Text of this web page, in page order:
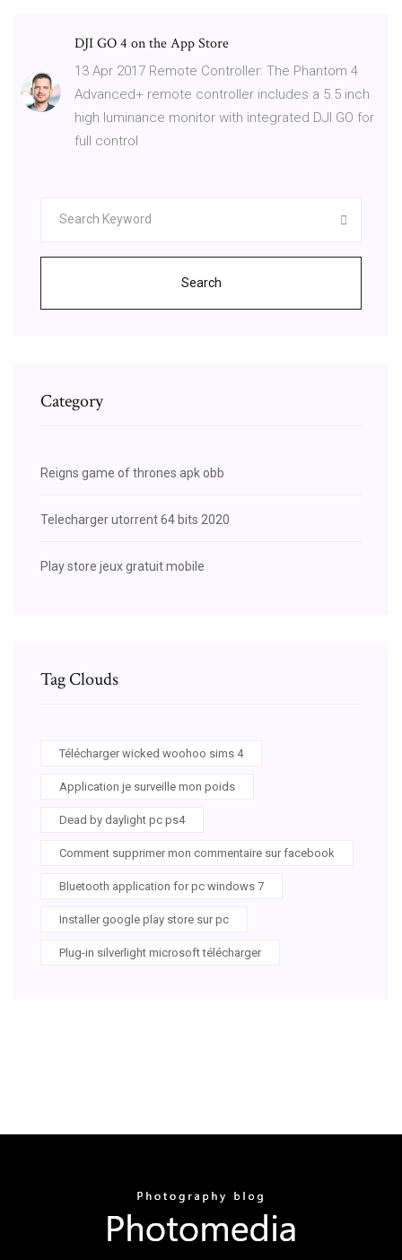
‎DJI GO 4 on the App Store
13 Apr 2017 Remote Controller: The Phantom 4
Advanced+ remote controller includes a 5.5 inch
high luminance monitor with integrated DJI GO for
full control
Search
Category
Reigns game of thrones apk obb
Telecharger utorrent 64 bits 2020
Play store jeux gratuit mobile
Tag Clouds
Télécharger wicked woohoo sims 4
Application je surveille mon poids
Dead by daylight pc ps4
Comment supprimer mon commentaire sur facebook
Bluetooth application for pc windows 7
Installer google play store sur pc
Plug-in silverlight microsoft télécharger